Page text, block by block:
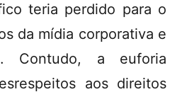
teria perdido para o
da mídia corporativa e
Contudo, a euforia
aos direitos